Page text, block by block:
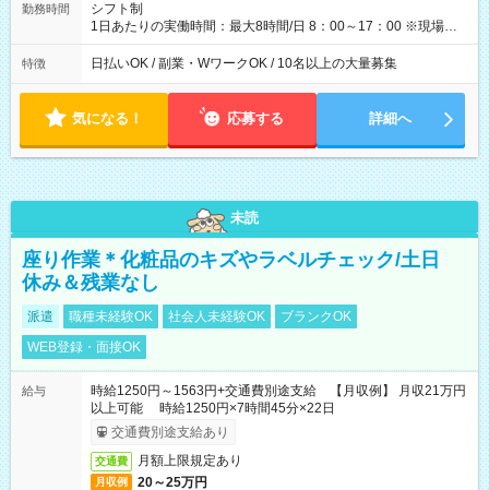
勤務時間
シフト制
1日あたりの実働時間：最大8時間/日 8：00～17：00 ※現場によ
っては多少時間は前後します ▶残業ほとんどなし！ ▶時間より
早く終わることの方が多いと思います。現場によっては午前中
望の方は夜勤（21:00～6:00）のお仕事も可能。
特徴 日払いOK / 副業・WワークOK / 10名以上の大量募集
気になる！ 応募する 詳細へ
未読
座り作業＊化粧品のキズやラベルチェック/土日
休み＆残業なし
派遣 職種未経験OK 社会人未経験OK
ブランクOK
WEB登録・面接OK
給与
時給1250円～1563円+交通費別途支給 【月収例】 月収21万円
以上可能 時給1250円×7時間45分×22日
交通費別途支給あり
交通費 月額上限規定あり
月収例 20～25万円